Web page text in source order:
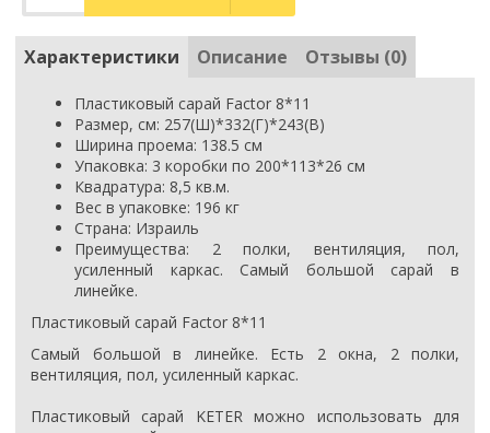
Характеристики Описание Отзывы (0)
Пластиковый сарай Factor 8*11
Размер, см: 257(Ш)*332(Г)*243(В)
Ширина проема: 138.5 см
Упаковка: 3 коробки по 200*113*26 см
Квадратура: 8,5 кв.м.
Вес в упаковке: 196 кг
Страна: Израиль
Преимущества: 2 полки, вентиляция, пол,
усиленный каркас. Самый большой сарай в
линейке.
Пластиковый сарай Factor 8*11
Самый большой в линейке. Есть 2 окна, 2 полки,
вентиляция, пол, усиленный каркас.
Пластиковый сарай KETER можно использовать для